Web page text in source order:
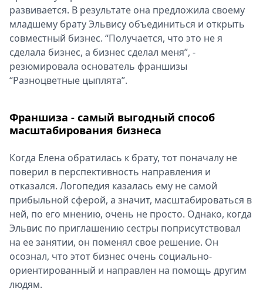
развивается. В результате она предложила своему
младшему брату Эльвису объединиться и открыть
совместный бизнес. “Получается, что это не я
сделала бизнес, а бизнес сделал меня”, -
резюмировала основатель франшизы
“Разноцветные цыплята”.
Франшиза - самый выгодный способ
масштабирования бизнеса
Когда Елена обратилась к брату, тот поначалу не
поверил в перспективность направления и
отказался. Логопедия казалась ему не самой
прибыльной сферой, а значит, масштабироваться в
ней, по его мнению, очень не просто. Однако, когда
Эльвис по приглашению сестры поприсутствовал
на ее занятии, он поменял свое решение. Он
осознал, что этот бизнес очень социально-
ориентированный и направлен на помощь другим
людям.